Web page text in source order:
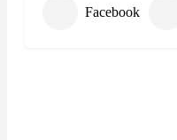
Facebook